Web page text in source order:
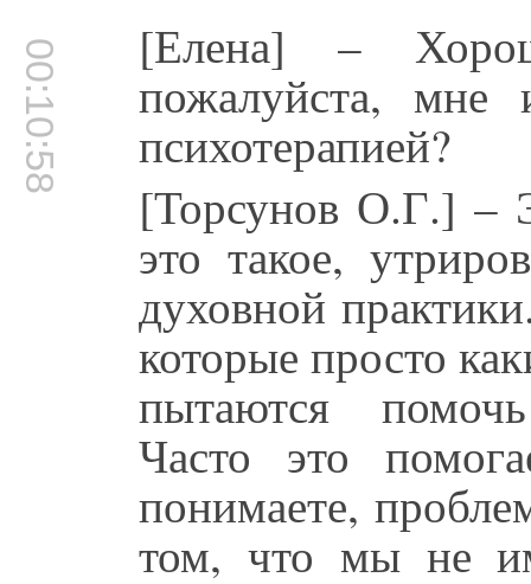
00:10:58 [Елена] –
пожалуйста, мне
психотерапией?
[Торсунов О.Г.] –
это такое,
духовной
которые просто
пытаются
Часто это
понимаете,
том, что мы не